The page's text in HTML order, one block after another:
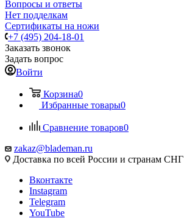
Вопросы и ответы
Нет подделкам
Сертификаты на ножи
+7 (495) 204-18-01
Заказать звонок
Задать вопрос
Войти
Корзина0
Избранные товары0
Сравнение товаров0
zakaz@blademan.ru
Доставка по всей России и странам СНГ
Вконтакте
Instagram
Telegram
YouTube